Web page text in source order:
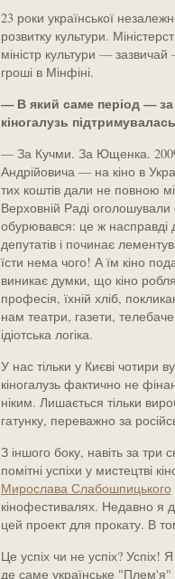
23 роки української
розвитку культури.
міністр культури —
гроші в Мінфіні.
— В який саме період — за
кіногалузь
— За Кучми. За Ющенка.
Андрійовича — на кіно в
тих коштів дали не повною
Верховній Раді оголошували
обурювався: це ж насправді
депутатів і починає
їсти нема чого! А їм кіно
виникає думки, що кіно
професія, їхній хліб,
нам театри, газети,
ідіотська логіка.
У нас тільки у Києві чотири
кіногалузь фактично не
ніким. Лишається тільки
гатунку, переважно за
З іншого боку, навіть за три
помітні успіхи у мистецтві
Мирослава Слабошпицького
кінофестивалях. Недавно я
цей проект для прокату. В
Це успіх чи не успіх? Успіх!
де саме українське "Плем'я"